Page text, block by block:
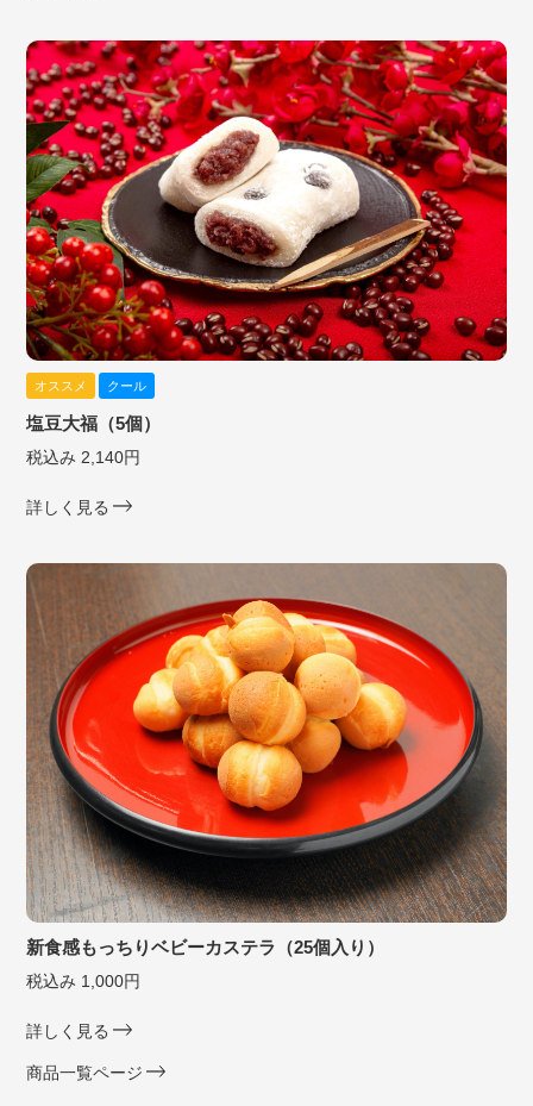
オススメ クール
塩豆大福（5個）
税込み 2,140円
詳しく見る
新食感もっちりベビーカステラ（25個入り）
税込み 1,000円
詳しく見る
商品一覧ページ